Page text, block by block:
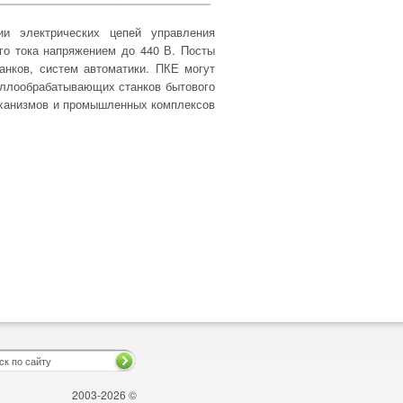
электрических цепей управления
тока напряжением до 440 В. Посты
систем автоматики. ПКЕ могут
станков бытового
и промышленных комплексов
2003-2026 ©